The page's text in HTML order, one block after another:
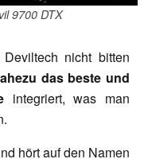
9700 DTX
nicht bitten
das beste und
integriert, was man
hört auf den Namen